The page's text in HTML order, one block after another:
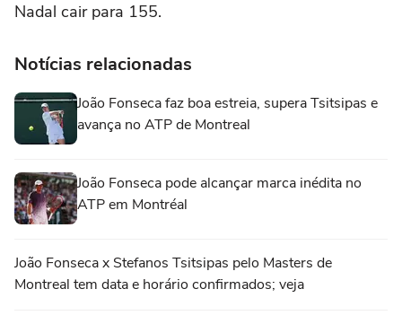
Nadal cair para 155.
Notícias relacionadas
João Fonseca faz boa estreia, supera Tsitsipas e
avança no ATP de Montreal
João Fonseca pode alcançar marca inédita no
ATP em Montréal
João Fonseca x Stefanos Tsitsipas pelo Masters de
Montreal tem data e horário confirmados; veja